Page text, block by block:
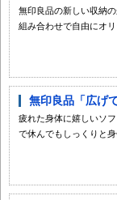
無印良品の新しい収納
組み合わせで自由にオ
無印良品「広げ
疲れた身体に嬉しいソ
で休んでもしっくりと